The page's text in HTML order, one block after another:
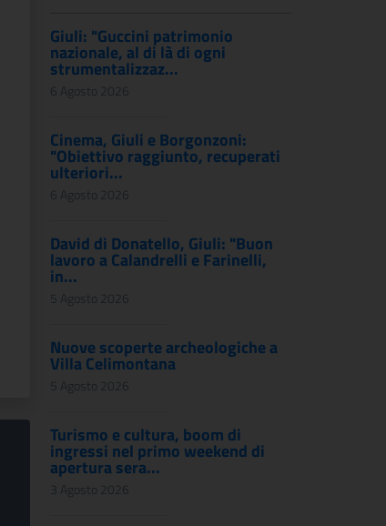
Giuli: "Guccini patrimonio
nazionale, al di là di ogni
strumentalizzaz...
6 Agosto 2026
Cinema, Giuli e Borgonzoni:
"Obiettivo raggiunto, recuperati
ulteriori...
6 Agosto 2026
David di Donatello, Giuli: "Buon
lavoro a Calandrelli e Farinelli,
in...
5 Agosto 2026
Nuove scoperte archeologiche a
Villa Celimontana
5 Agosto 2026
Turismo e cultura, boom di
ingressi nel primo weekend di
apertura sera...
3 Agosto 2026